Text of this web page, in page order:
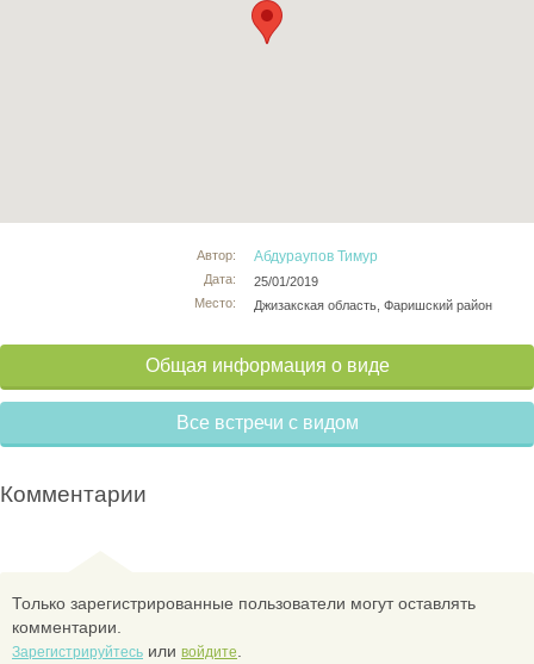
Автор:
Дата:
Место:
Абдураупов Тимур
25/01/2019
Джизакская область, Фаришский район
Общая информация о виде
Все встречи с видом
Комментарии
Только зарегистрированные пользователи могут оставлять
комментарии.
Зарегистрируйтесь или войдите